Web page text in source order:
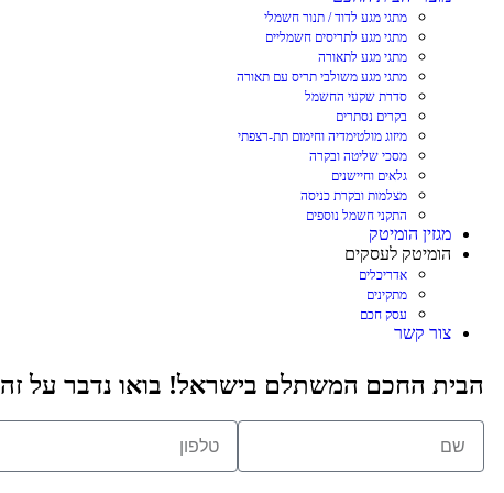
מתגי מגע לדוד / תנור חשמלי
מתגי מגע לתריסים חשמליים
מתגי מגע לתאורה
מתגי מגע משולבי תריס עם תאורה
סדרת שקעי החשמל
בקרים נסתרים
מיזוג מולטימדיה וחימום תת-רצפתי
מסכי שליטה ובקרה
גלאים וחיישנים
מצלמות ובקרת כניסה
התקני חשמל נוספים
מגזין הומיטק
הומיטק לעסקים
אדריכלים
מתקינים
עסק חכם
צור קשר
הבית החכם המשתלם בישראל! בואו נדבר על זה